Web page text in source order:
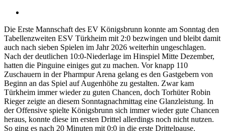
Bild
Die Erste Mannschaft des EV Königsbrunn konnte am Sonntag den
Tabellenzweiten ESV Türkheim mit 2:0 bezwingen und bleibt damit
auch nach sieben Spielen im Jahr 2026 weiterhin ungeschlagen.
Nach der deutlichen 10:0-Niederlage im Hinspiel Mitte Dezember,
hatten die Pinguine einiges gut zu machen. Vor knapp 110
Zuschauern in der Pharmpur Arena gelang es den Gastgebern von
Beginn an das Spiel auf Augenhöhe zu gestalten. Zwar kam
Türkheim immer wieder zu guten Chancen, doch Torhüter Robin
Rieger zeigte an diesem Sonntagnachmittag eine Glanzleistung. In
der Offensive spielte Königsbrunn sich immer wieder gute Chancen
heraus, konnte diese im ersten Drittel allerdings noch nicht nutzen.
So ging es nach 20 Minuten mit 0:0 in die erste Drittelpause.